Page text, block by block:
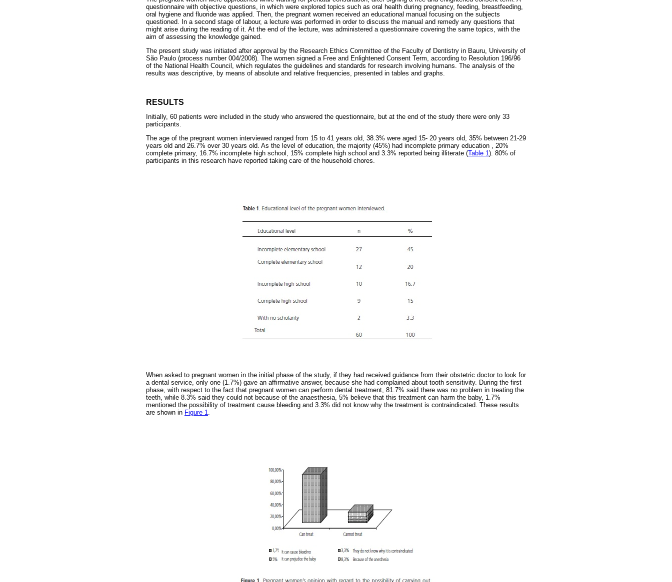
questionnaire with objective questions, in which were explored topics such as oral health during pregnancy, feeding, breastfeeding,
oral hygiene and fluoride was applied. Then, the pregnant women received an educational manual focusing on the subjects
questioned. In a second stage of labour, a lecture was performed in order to discuss the manual and remedy any questions that
might arise during the reading of it. At the end of the lecture, was administered a questionnaire covering the same topics, with the
aim of assessing the knowledge gained.
The present study was initiated after approval by the Research Ethics Committee of the Faculty of Dentistry in Bauru, University of
São Paulo (process number 004/2008). The women signed a Free and Enlightened Consent Term, according to Resolution 196/96
of the National Health Council, which regulates the guidelines and standards for research involving humans. The analysis of the
results was descriptive, by means of absolute and relative frequencies, presented in tables and graphs.
RESULTS
Initially, 60 patients were included in the study who answered the questionnaire, but at the end of the study there were only 33
participants.
The age of the pregnant women interviewed ranged from 15 to 41 years old, 38.3% were aged 15- 20 years old, 35% between 21-29
years old and 26.7% over 30 years old. As the level of education, the majority (45%) had incomplete primary education , 20%
complete primary, 16.7% incomplete high school, 15% complete high school and 3.3% reported being illiterate (Table 1 ). 80% of
participants in this research have reported taking care of the household chores.
When asked to pregnant women in the initial phase of the study, if they had received guidance from their obstetric doctor to look for
a dental service, only one (1.7%) gave an affirmative answer, because she had complained about tooth sensitivity. During the first
phase, with respect to the fact that pregnant women can perform dental treatment, 81.7% said there was no problem in treating the
teeth, while 8.3% said they could not because of the anaesthesia, 5% believe that this treatment can harm the baby, 1.7%
mentioned the possibility of treatment cause bleeding and 3.3% did not know why the treatment is contraindicated. These results
are shown in Figure 1